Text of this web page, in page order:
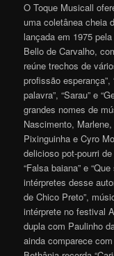
O Toque Musicall
uma coletânea cheia
lançada em 1975
Bello de Carvalho,
reúne trechos de
profissão esperança”,
palavra”, “Sarau” e
grandes nomes de
Nascimento,
Pixinguinha e Cyro
delicioso pot-pourri
“Falsa baiana” e
intérpretes desse
de Chico Preto”,
intérprete no festival
dupla com Paulinho
ainda comparece com